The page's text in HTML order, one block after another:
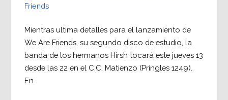
Friends
Mientras ultima detalles para el lanzamiento de
We Are Friends, su segundo disco de estudio, la
banda de los hermanos Hirsh tocará este jueves 13
desde las 22 en el C.C. Matienzo (Pringles 1249).
En…